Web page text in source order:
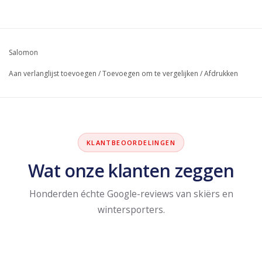
Salomon
Aan verlanglijst toevoegen /Toevoegen om te vergelijken /Afdrukken
KLANTBEOORDELINGEN
Wat onze klanten zeggen
Honderden échte Google-reviews van skiërs en
wintersporters.